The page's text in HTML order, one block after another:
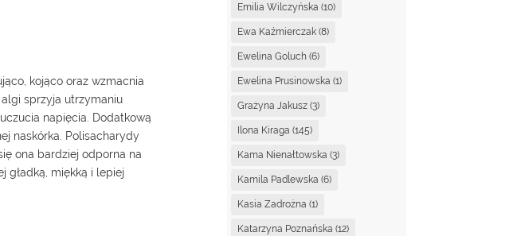
kojąco oraz wzmacnia
sprzyja utrzymaniu
napięcia. Dodatkową
naskórka. Polisacharydy
ona bardziej odporna na
gładką, miękką i lepiej
Emilia Wilczyńska (10)
Ewa Kaźmierczak (8)
Ewelina Goluch (6)
Ewelina Prusinowska (1)
Grażyna Jakusz (3)
Ilona Kiraga (145)
Kama Nienałtowska (3)
Kamila Padlewska (6)
Kasia Zadrożna (1)
Katarzyna Poznańska (12)